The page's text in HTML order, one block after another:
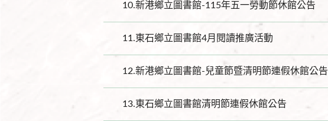
10.新港鄉立圖書館-115年五一勞動節休館公告
11.東石鄉立圖書館4月閱讀推廣活動
12.新港鄉立圖書館-兒童節暨清明節連假休館公告
13.東石鄉立圖書館清明節連假休館公告